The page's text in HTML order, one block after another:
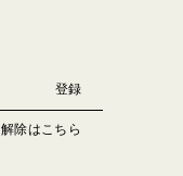
解除はこちら